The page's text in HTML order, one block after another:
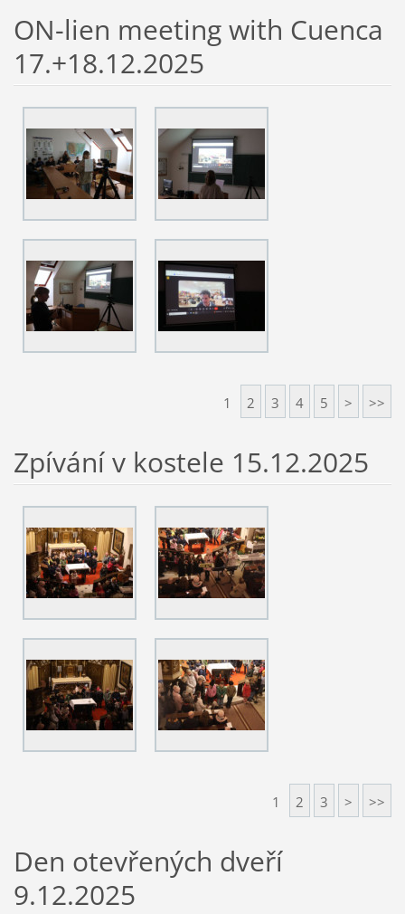
ON-lien meeting with Cuenca
17.+18.12.2025
1 2 3 4 5 > >>
Zpívání v kostele 15.12.2025
1 2 3 > >>
Den otevřených dveří
9.12.2025